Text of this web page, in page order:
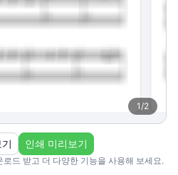
1/2
드 받고 더 다양한 기능을 사용해 보세요.
인쇄 미리보기